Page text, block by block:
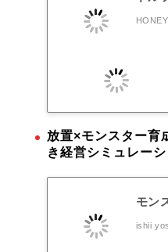
放置×モンスター
き経営シミュレー
モン
ishii